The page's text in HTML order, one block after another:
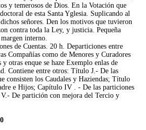
y temerosos de Dios. En la Votación que
de esta Santa Yglesia. Suplicando al
señores. Den los motivos que tuvieron
contra toda la Ley, y justicia. Pequeña
interno.
de Cuentas. 20 h. Departiciones entre
Compañías como de Menores y Curadores
otras enque se haze Exemplo enlas de
Contiene entre otros: Título J.- De las
consisten los Caudales y Haziendas; Título
e Hijos; Capítulo IV . - De las particiones
De partición con mejora del Tercio y